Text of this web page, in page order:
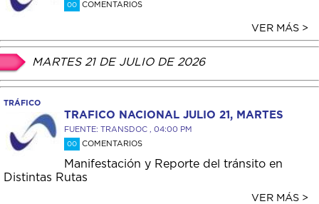
00 COMENTARIOS
VER MÁS >
MARTES 21 DE JULIO DE 2026
TRÁFICO
TRAFICO NACIONAL JULIO 21, MARTES
FUENTE: TRANSDOC , 04:00 PM
00 COMENTARIOS
Manifestación y Reporte del tránsito en
Distintas Rutas
VER MÁS >